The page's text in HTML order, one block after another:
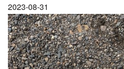
2023-08-31